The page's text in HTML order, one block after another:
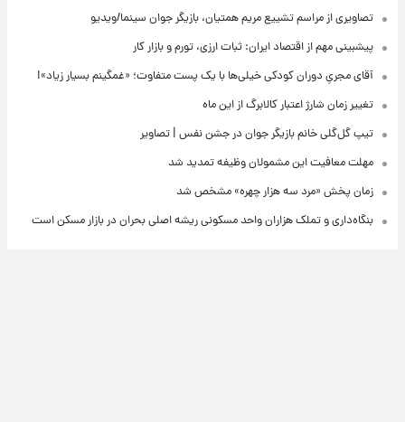
تصاویری از مراسم تشییع مریم همتیان، بازیگر جوان سینما/ویدیو
پیشبینی مهم از اقتصاد ایران: ثبات ارزی، تورم و بازار کار
آقای مجریِ دوران کودکی خیلی‌ها با یک پست متفاوت؛ «غمگینم بسیار زیاد»!
تغییر زمان شارژ اعتبار کالابرگ از این ماه
تیپ گل‌گلی خانم بازیگر جوان در جشن نفس | تصاویر
مهلت معافیت این مشمولان وظیفه تمدید شد
زمان پخش «مرد سه هزار چهره» مشخص شد
بنگاه‌داری و تملک هزاران واحد مسکونی ریشه اصلی بحران در بازار مسکن است